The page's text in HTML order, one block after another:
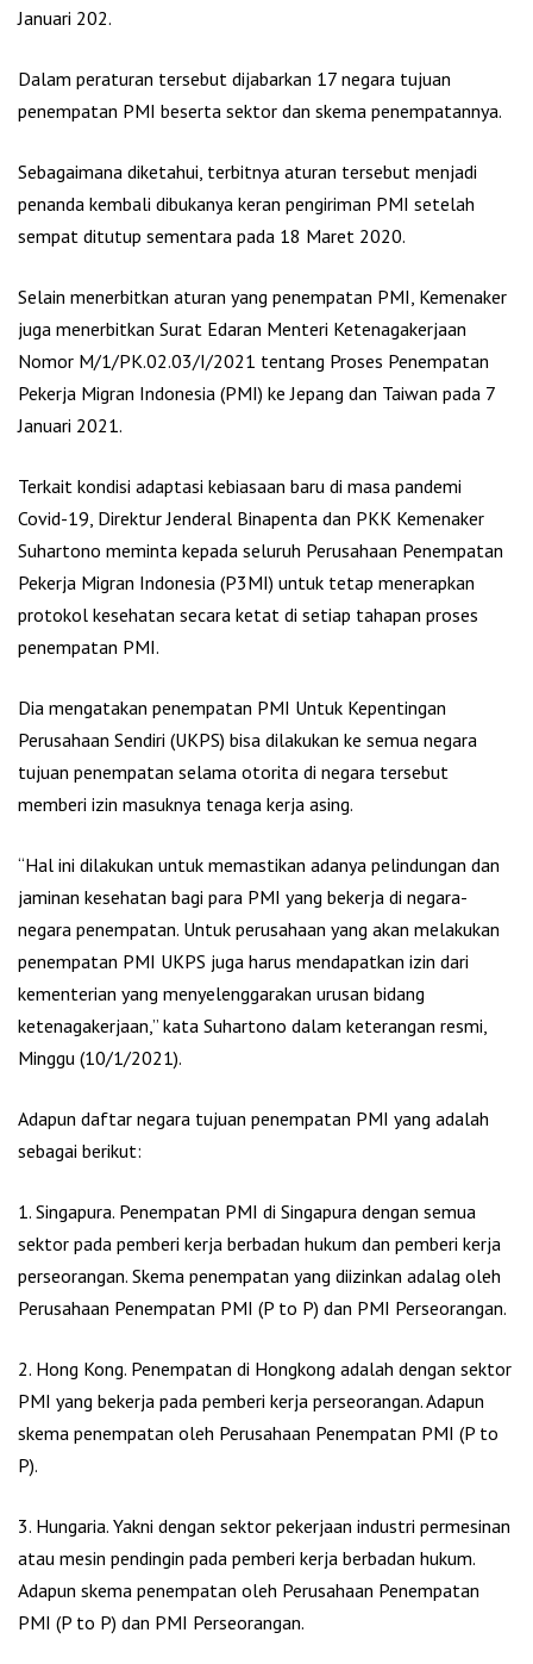
Januari 202.
Dalam peraturan tersebut dijabarkan 17 negara tujuan
penempatan PMI beserta sektor dan skema penempatannya.
Sebagaimana diketahui, terbitnya aturan tersebut menjadi
penanda kembali dibukanya keran pengiriman PMI setelah
sempat ditutup sementara pada 18 Maret 2020.
Selain menerbitkan aturan yang penempatan PMI, Kemenaker
juga menerbitkan Surat Edaran Menteri Ketenagakerjaan
Nomor M/1/PK.02.03/I/2021 tentang Proses Penempatan
Pekerja Migran Indonesia (PMI) ke Jepang dan Taiwan pada 7
Januari 2021.
Terkait kondisi adaptasi kebiasaan baru di masa pandemi
Covid-19, Direktur Jenderal Binapenta dan PKK Kemenaker
Suhartono meminta kepada seluruh Perusahaan Penempatan
Pekerja Migran Indonesia (P3MI) untuk tetap menerapkan
protokol kesehatan secara ketat di setiap tahapan proses
penempatan PMI.
Dia mengatakan penempatan PMI Untuk Kepentingan
Perusahaan Sendiri (UKPS) bisa dilakukan ke semua negara
tujuan penempatan selama otorita di negara tersebut
memberi izin masuknya tenaga kerja asing.
“Hal ini dilakukan untuk memastikan adanya pelindungan dan
jaminan kesehatan bagi para PMI yang bekerja di negara-
negara penempatan. Untuk perusahaan yang akan melakukan
penempatan PMI UKPS juga harus mendapatkan izin dari
kementerian yang menyelenggarakan urusan bidang
ketenagakerjaan,” kata Suhartono dalam keterangan resmi,
Minggu (10/1/2021).
Adapun daftar negara tujuan penempatan PMI yang adalah
sebagai berikut:
1. Singapura. Penempatan PMI di Singapura dengan semua
sektor pada pemberi kerja berbadan hukum dan pemberi kerja
perseorangan. Skema penempatan yang diizinkan adalag oleh
Perusahaan Penempatan PMI (P to P) dan PMI Perseorangan.
2. Hong Kong. Penempatan di Hongkong adalah dengan sektor
PMI yang bekerja pada pemberi kerja perseorangan. Adapun
skema penempatan oleh Perusahaan Penempatan PMI (P to
P).
3. Hungaria. Yakni dengan sektor pekerjaan industri permesinan
atau mesin pendingin pada pemberi kerja berbadan hukum.
Adapun skema penempatan oleh Perusahaan Penempatan
PMI (P to P) dan PMI Perseorangan.